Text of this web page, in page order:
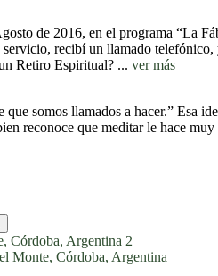
de 2016, en el programa “La
recibí un llamado
Retiro Espiritual? ... ver más
somos llamados a hacer.” Esa
reconoce que meditar le hace